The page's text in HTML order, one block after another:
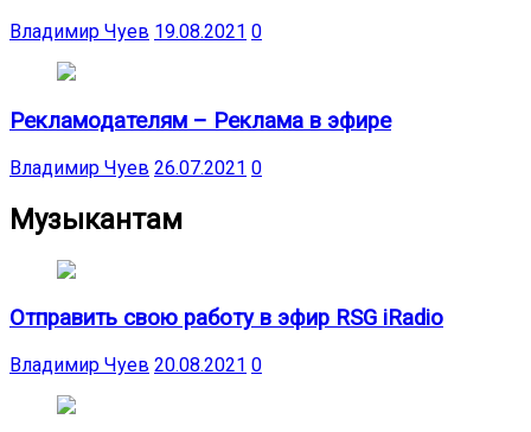
Владимир Чуев 19.08.2021 0
Рекламодателям – Реклама в эфире
Владимир Чуев 26.07.2021 0
Музыкантам
Отправить свою работу в эфир RSG iRadio
Владимир Чуев 20.08.2021 0